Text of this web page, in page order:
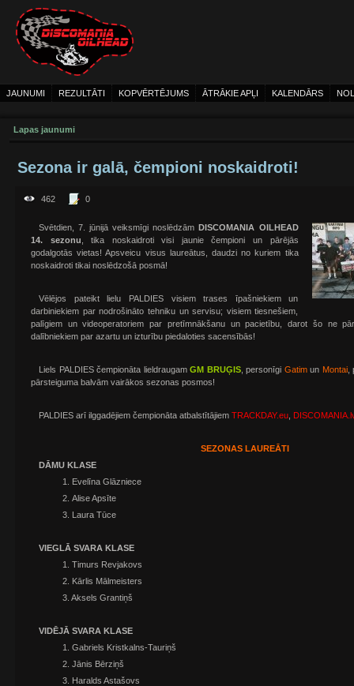
JAUNUMI REZULTĀTI KOPVĒRTĒJUMS ĀTRĀKIE APĻI KALENDĀRS
Lapas jaunumi
Sezona ir galā, čempioni noskaidroti!
462 0
Svētdien, 7. jūnijā veiksmīgi noslēdzām DISCOMANIA OILHEAD
14. sezonu , tika noskaidroti visi jaunie čempioni un pārējās
godalgotās vietas! Apsveicu visus laureātus, daudzi no kuriem tika
noskaidroti tikai noslēdzošā posmā!
Vēlējos pateikt lielu PALDIES visiem trases īpašniekiem un
darbiniekiem par nodrošināto tehniku un servisu; visiem tiesnešiem,
palīgiem un videoperatoriem par pretīmnākšanu un pacietību, darot šo ne
dalībniekiem par azartu un izturību piedaloties sacensībās!
Liels PALDIES čempionāta lieldraugam GM BRUĢIS, personīgi Gatimun Montai,
pārsteiguma balvām vairākos sezonas posmos!
PALDIES arī ilggadējiem čempionāta atbalstītājiem TRACKDAY.eu
SEZONAS LAUREĀTI
DĀMU KLASE
1. Evelīna Glāzniece
2. Alise Apsīte
3. Laura Tūce
VIEGLĀ SVARA KLASE
1. Timurs Revjakovs
2. Kārlis Mālmeisters
3. Aksels Grantiņš
VIDĒJĀ SVARA KLASE
1. Gabriels Kristkalns-Tauriņš
2. Jānis Bērziņš
3. Haralds Astašovs